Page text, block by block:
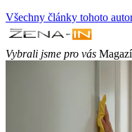
Všechny články tohoto
Vybrali jsme pro vás